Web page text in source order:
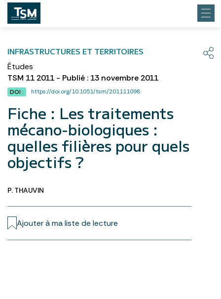
INFRASTRUCTURES ET TERRITOIRES
Études
TSM 11 2011 - Publié : 13 novembre 2011
DOI : https://doi.org/10.1051/tsm/201111098
Fiche : Les traitements
mécano-biologiques :
quelles filières pour quels
objectifs ?
P. THAUVIN
Ajouter à ma liste de lecture